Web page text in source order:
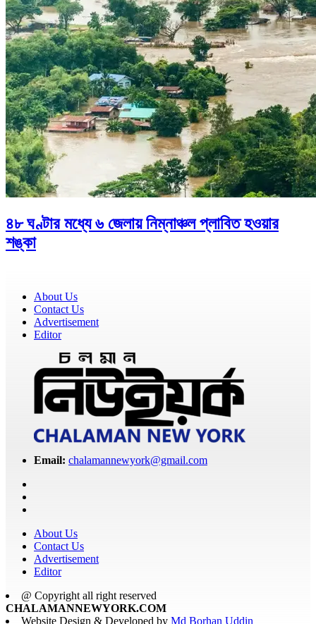
৪৮ ঘণ্টার মধ্যে ৬ জেলায় নিম্নাঞ্চল প্লাবিত হওয়ার
শঙ্কা
About Us
Contact Us
Advertisement
Editor
Email: chalamannewyork@gmail.com
About Us
Contact Us
Advertisement
Editor
@ Copyright all right reserved
CHALAMANNEWYORK.COM
Website Design & Developed by Md Borhan Uddin